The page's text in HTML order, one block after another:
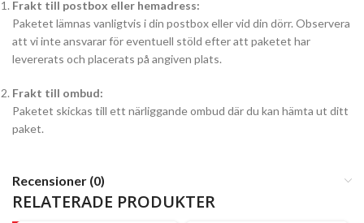
Frakt till postbox eller hemadress:
Paketet lämnas vanligtvis i din postbox eller vid din dörr. Observera
att vi inte ansvarar för eventuell stöld efter att paketet har
levererats och placerats på angiven plats.
Frakt till ombud:
Paketet skickas till ett närliggande ombud där du kan hämta ut ditt
paket.
Recensioner (0)
RELATERADE PRODUKTER